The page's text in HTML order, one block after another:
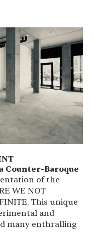
Counter-Baroque
of the
WE NOT
This unique
and
many enthralling